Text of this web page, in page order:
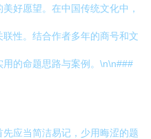
好愿望。在中国传统文化中，
性。结合作者多年的商号和文
的命题思路与案例。\n\n###
应当简洁易记，少用晦涩的题